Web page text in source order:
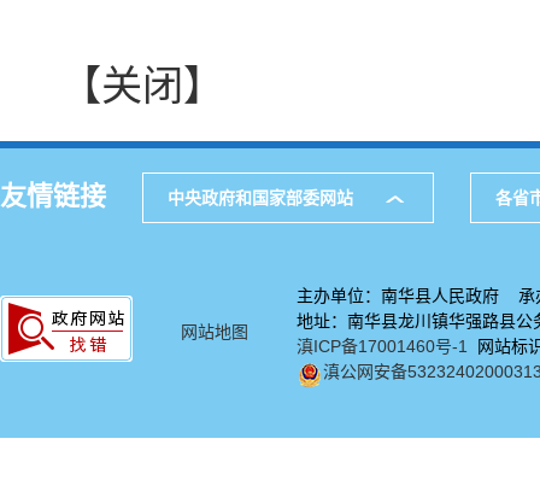
【关闭】
友情链接 中央政府和国家部委网站 各省
网站地图
主办单位：南华县人民政府 承
地址：南华县龙川镇华强路
滇ICP备17001460号-1
网站标
滇公网安备